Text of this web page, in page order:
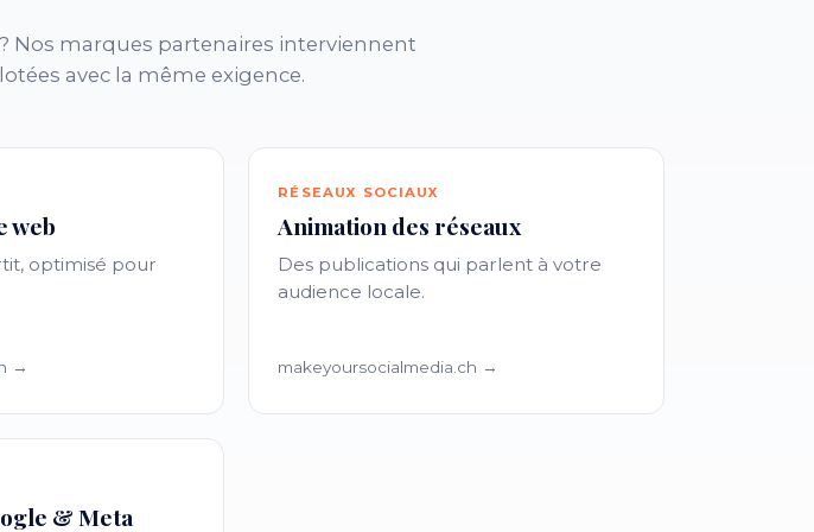
Nos marques partenaires interviennent
avec la même exigence.
web
optimisé pour
→
RÉSEAUX SOCIAUX
Animation des réseaux
Des publications qui parlent à votre
audience locale.
makeyoursocialmedia.ch →
& Meta